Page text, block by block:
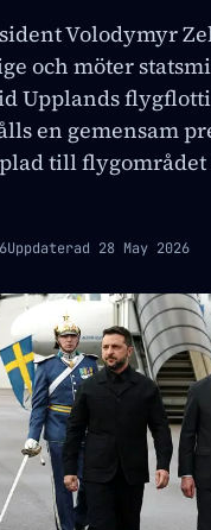
Volodymyr
och möter
Upplands
en gemensam
till flygområdet
Uppdaterad 28 May 2026